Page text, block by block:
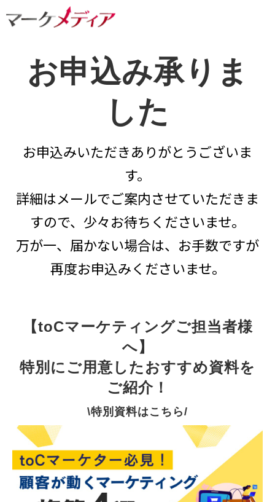
お申込み承りま
した
お申込みいただきありがとうございま
す。
詳細はメールでご案内させていただきま
すので、少々お待ちくださいませ。
万が一、届かない場合は、お手数ですが
再度お申込みくださいませ。
【toCマーケティングご担当者様
へ】
特別にご用意したおすすめ資料を
ご紹介！
\特別資料はこちら/